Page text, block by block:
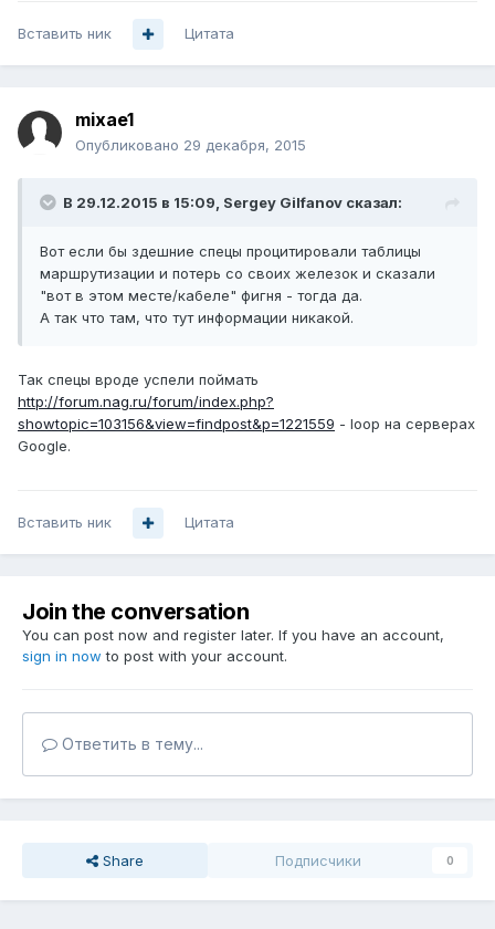
Вставить ник Цитата
mixae1
Опубликовано 29 декабря, 2015
В 29.12.2015 в 15:09, Sergey Gilfanov сказал:
Вот если бы здешние спецы процитировали таблицы
маршрутизации и потерь со своих железок и сказали
"вот в этом месте/кабеле" фигня - тогда да.
А так что там, что тут информации никакой.
Так спецы вроде успели поймать
http://forum.nag.ru/forum/index.php?
showtopic=103156&view=findpost&p=1221559 - loop на серверах
Google.
Вставить ник Цитата
Join the conversation
You can post now and register later. If you have an account,
sign in now to post with your account.
Ответить в тему...
Share Подписчики 0